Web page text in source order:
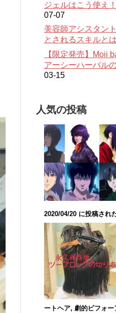
ジェルはこう使え
07-07
美容師アシスタン
とされるスキルと
【限定発売】Moii
アーシーハーバル
03-15
人気の投稿
2020/04/20 に投稿され
ートヘア, 劇的ビフォー